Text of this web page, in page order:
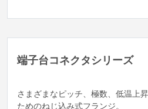
端子台コネクタシリーズ
さまざまなピッチ、極数、低温上
ためのねじ込み式フランジ。